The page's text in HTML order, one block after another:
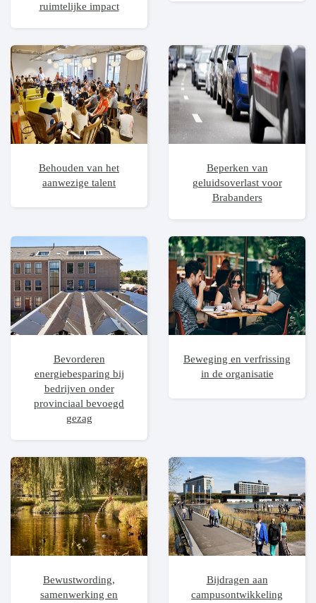
ruimtelijke impact
Behouden van het
aanwezige talent
Beperken van
geluidsoverlast voor
Brabanders
Bevorderen
energiebesparing bij
bedrijven onder
provinciaal bevoegd
gezag
Beweging en verfrissing
in de organisatie
Bewustwording,
samenwerking en
Bijdragen aan
campusontwikkeling